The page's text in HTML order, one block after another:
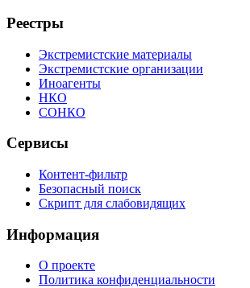
Реестры
Экстремистские материалы
Экстремистские организации
Иноагенты
НКО
СОНКО
Сервисы
Контент-фильтр
Безопасный поиск
Скрипт для слабовидящих
Информация
О проекте
Политика конфиденциальности